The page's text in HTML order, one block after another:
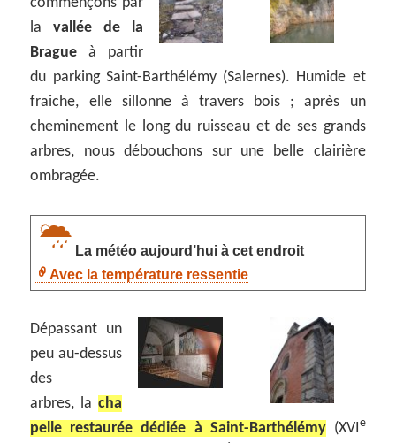
lavallée de la
Brague à partir
du parking Saint-Barthélémy (Salernes). Humide et
fraiche, elle sillonne à travers bois ; après un
cheminement le long du ruisseau et de ses grands
arbres, nous débouchons sur une belle clairière
ombragée.
La météo aujourd’hui à cet endroit
Avec la température ressentie
Dépassant un
peu au-dessus
des
arbres, la cha
pelle restaurée dédiée à Saint-Barthélémy(XVIe